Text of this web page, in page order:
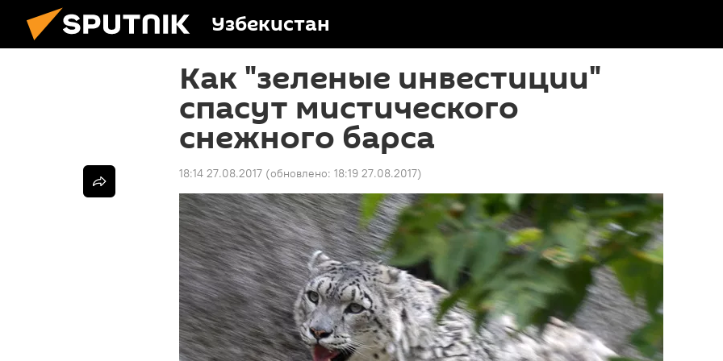
Узбекистан
Как "зеленые инвестиции"
спасут мистического
снежного барса
18:14 27.08.2017 (обновлено: 18:19 27.08.2017)